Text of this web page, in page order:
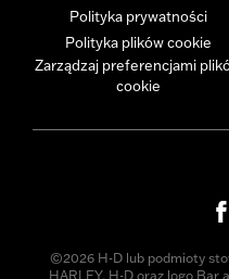
Polityka prywatności
Polityka plików cookie
Zarządzaj preferencjami
cookie
©2026 H-D lub podmioty
HARLEY, H-D oraz logo Bar